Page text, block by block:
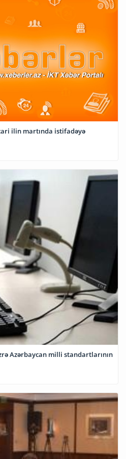
ilin martında istifadəyə
Azərbaycan milli standartlarının